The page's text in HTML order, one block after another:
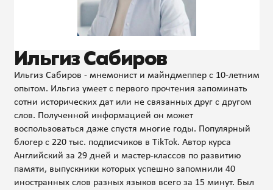
Ильгиз Сабиров
Ильгиз Сабиров - мнемонист и майндмеппер с 10-летним
опытом. Ильгиз умеет с первого прочтения запоминать
сотни исторических дат или не связанных друг с другом
слов. Полученной информацией он может
воспользоваться даже спустя многие годы. Популярный
блогер с 220 тыс. подписчиков в TikTok. Автор курса
Английский за 29 дней и мастер-классов по развитию
памяти, выпускники которых успешно запомнили 40
иностранных слов разных языков всего за 15 минут. Был